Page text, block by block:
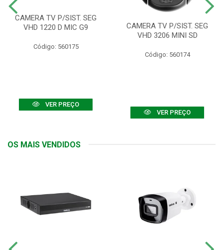
CAMERA TV P/SIST. SEG
VHD 1220 D MIC G9
Código: 560175
VER PREÇO
CAMERA TV P/SIST. SEG
VHD 3206 MINI SD
Código: 560174
VER PREÇO
OS MAIS VENDIDOS